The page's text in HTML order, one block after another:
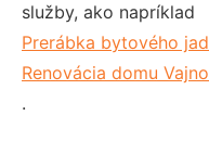
služby, ako napríklad
Prerábka bytového
Renovácia domu
.